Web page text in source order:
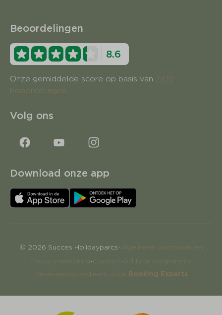
Beoordelingen
8.6
Onze gemiddelde score op basis van 2410
beoordelingen
Volg ons
Download onze app
© 2026 Succes Holidayparcs· Algemene voorwaarden
·Privacyverklaring·Contact · Affiliate programma
Reserveringssysteem door Booking Experts